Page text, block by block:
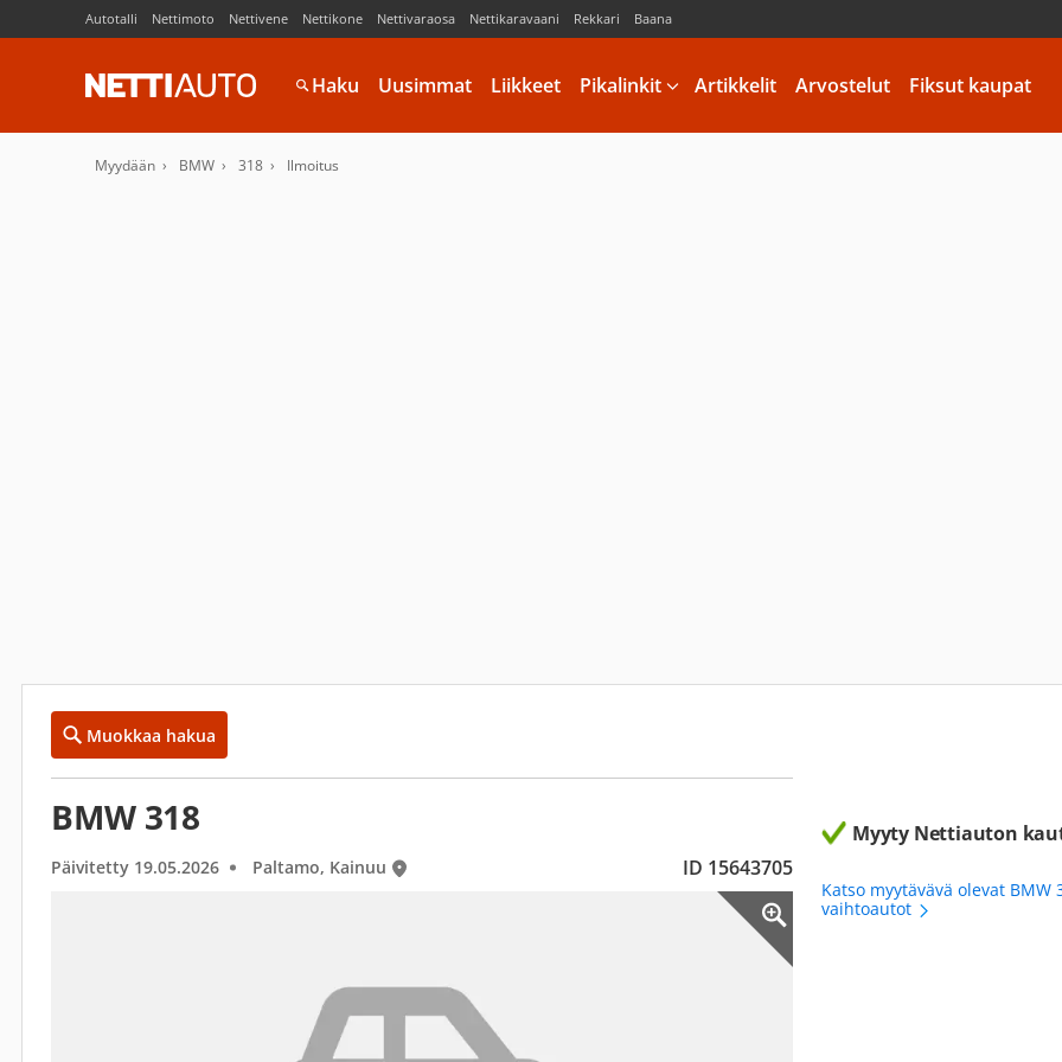
Autotalli Nettimoto Nettivene Nettikone Nettivaraosa Nettikaravaani Rekkari Baana
Haku Uusimmat Liikkeet Pikalinkit Artikkelit Arvostelut Fiksut kaupat
Myydään BMW 318 Ilmoitus
Muokkaa hakua
BMW 318
Päivitetty 19.05.2026 Paltamo, Kainuu ID 15643705
Myyty Nettiauton
Katso myytävävä olevat BMW
vaihtoautot